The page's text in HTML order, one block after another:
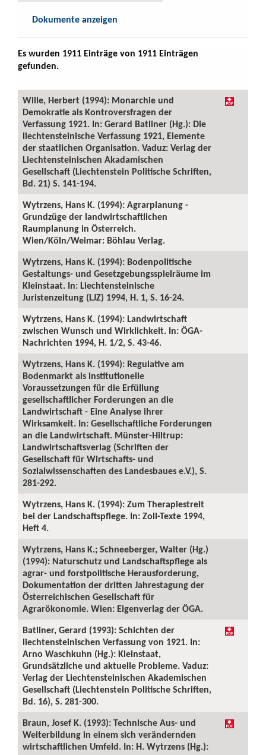
Dokumente anzeigen
Es wurden 1911 Einträge von 1911 Einträgen
gefunden.
Wille, Herbert (1994): Monarchie und
Demokratie als Kontroversfragen der
Verfassung 1921. In: Gerard Batliner (Hg.): Die
liechtensteinische Verfassung 1921, Elemente
der staatlichen Organisation. Vaduz: Verlag der
Liechtensteinischen Akadamischen
Gesellschaft (Liechtenstein Politische Schriften,
Bd. 21) S. 141-194.
Wytrzens, Hans K. (1994): Agrarplanung -
Grundzüge der landwirtschaftlichen
Raumplanung in Österreich.
Wien/Köln/Weimar: Böhlau Verlag.
Wytrzens, Hans K. (1994): Bodenpolitische
Gestaltungs- und Gesetzgebungsspielräume im
Kleinstaat. In: Liechtensteinische
Juristenzeitung (LJZ) 1994, H. 1, S. 16-24.
Wytrzens, Hans K. (1994): Landwirtschaft
zwischen Wunsch und Wirklichkeit. In: ÖGA-
Nachrichten 1994, H. 1/2, S. 43-46.
Wytrzens, Hans K. (1994): Regulative am
Bodenmarkt als institutionelle
Voraussetzungen für die Erfüllung
gesellschaftlicher Forderungen an die
Landwirtschaft - Eine Analyse ihrer
Wirksamkeit. In: Gesellschaftliche Forderungen
an die Landwirtschaft. Münster-Hiltrup:
Landwirtschaftsverlag (Schriften der
Gesellschaft für Wirtschafts- und
Sozialwissenschaften des Landesbaues e.V.), S.
281-292.
Wytrzens, Hans K. (1994): Zum Therapiestreit
bei der Landschaftspflege. In: Zoll-Texte 1994,
Heft 4.
Wytrzens, Hans K.; Schneeberger, Walter (Hg.)
(1994): Naturschutz und Landschaftspflege als
agrar- und forstpolitische Herausforderung,
Dokumentation der dritten Jahrestagung der
Österreichischen Gesellschaft für
Agrarökonomie. Wien: Eigenverlag der ÖGA.
Batliner, Gerard (1993): Schichten der
liechtensteinischen Verfassung von 1921. In:
Arno Waschkuhn (Hg.): Kleinstaat,
Grundsätzliche und aktuelle Probleme. Vaduz:
Verlag der Liechtensteinischen Akademischen
Gesellschaft (Liechtenstein Politische Schriften,
Bd. 16), S. 281-300.
Braun, Josef K. (1993): Technische Aus- und
Weiterbildung in einem sich verändernden
wirtschaftlichen Umfeld. In: H. Wytrzens (Hg.):